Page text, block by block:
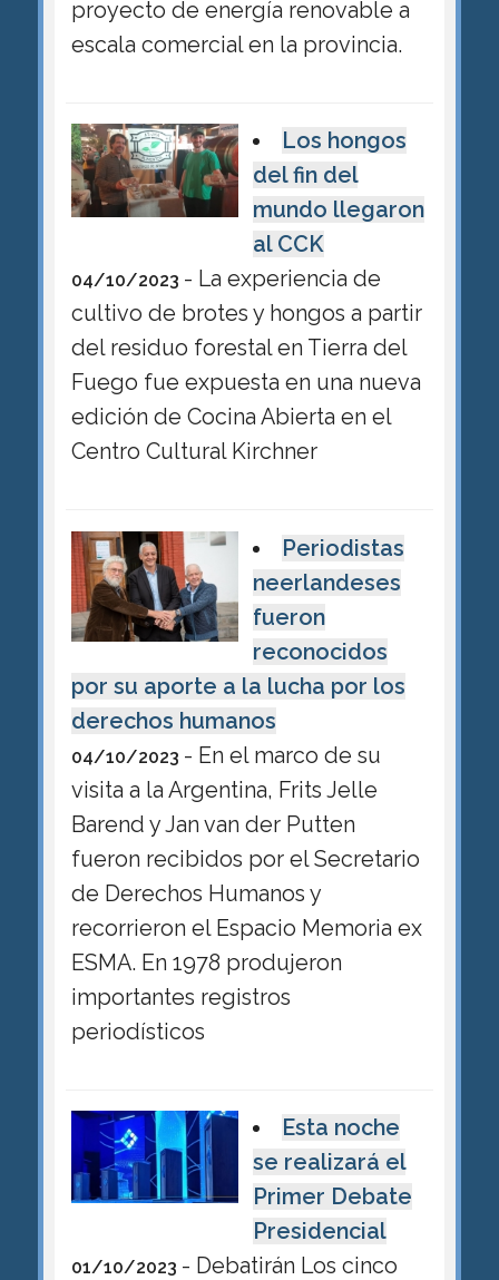
proyecto de energía renovable a
escala comercial en la provincia.
Los hongos
del fin del
mundo llegaron
al CCK
04/10/2023 - La experiencia de
cultivo de brotes y hongos a partir
del residuo forestal en Tierra del
Fuego fue expuesta en una nueva
edición de Cocina Abierta en el
Centro Cultural Kirchner
Periodistas
neerlandeses
fueron
reconocidos
por su aporte a la lucha por los
derechos humanos
04/10/2023 - En el marco de su
visita a la Argentina, Frits Jelle
Barend y Jan van der Putten
fueron recibidos por el Secretario
de Derechos Humanos y
recorrieron el Espacio Memoria ex
ESMA. En 1978 produjeron
importantes registros
periodísticos
Esta noche
se realizará el
Primer Debate
Presidencial
01/10/2023 - Debatirán Los cinco